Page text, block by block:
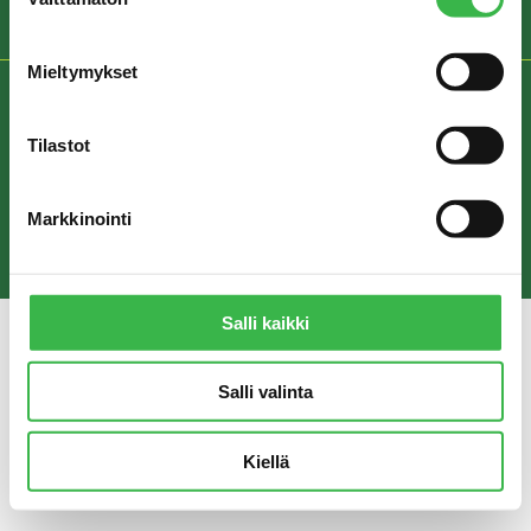
Mieltymykset
Tilastot
Markkinointi
Salli kaikki
Salli valinta
Kiellä